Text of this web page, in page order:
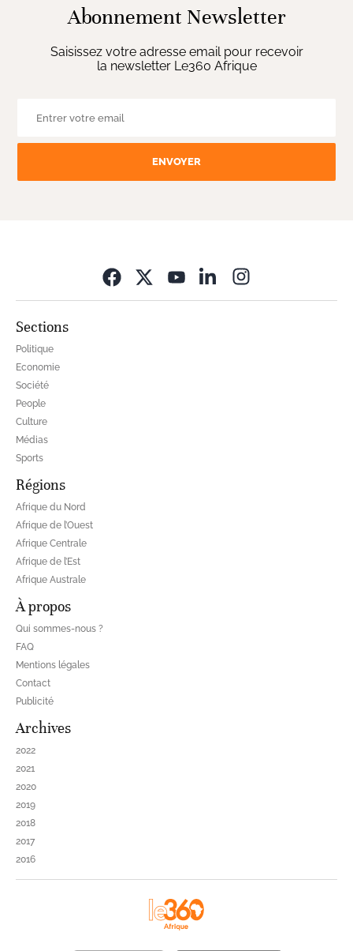
Abonnement Newsletter
Saisissez votre adresse email pour recevoir
la newsletter Le360 Afrique
ENVOYER
Sections
Politique
Economie
Société
People
Culture
Médias
Sports
Régions
Afrique du Nord
Afrique de l’Ouest
Afrique Centrale
Afrique de l’Est
Afrique Australe
À propos
Qui sommes-nous ?
FAQ
Mentions légales
Contact
Publicité
Archives
2022
2021
2020
2019
2018
2017
2016